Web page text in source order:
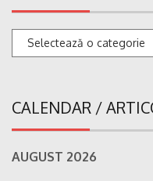
Categorii
CALENDAR /
AUGUST 2026